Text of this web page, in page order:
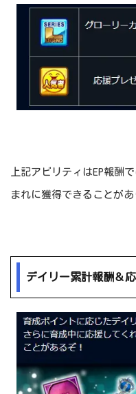
上記アビリティはEP報酬
まれに獲得できることがあ
デイリー累計報酬＆